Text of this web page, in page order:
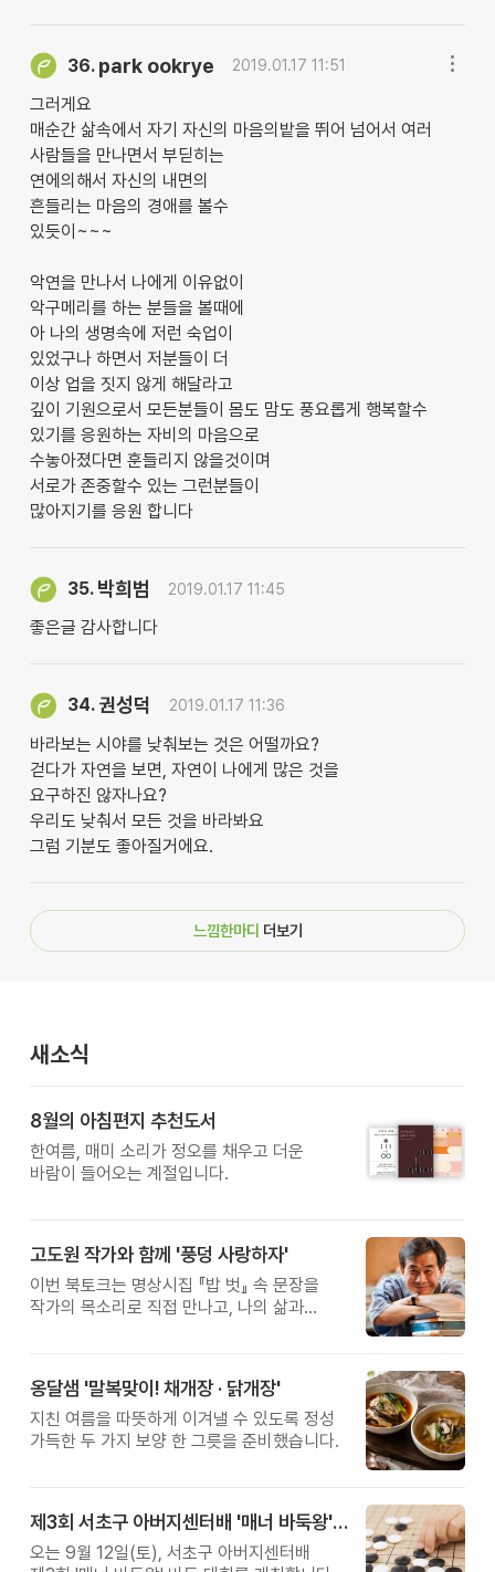
36. park ookrye 2019.01.17 11:51
그러게요
매순간 삶속에서 자기 자신의 마음의밭을 뛰어 넘어서 여러
사람들을 만나면서 부딛히는
연에의해서 자신의 내면의
흔들리는 마음의 경애를 볼수
있듯이~~~
악연을 만나서 나에게 이유없이
악구메리를 하는 분들을 볼때에
아 나의 생명속에 저런 숙업이
있었구나 하면서 저분들이 더
이상 업을 짓지 않게 해달라고
깊이 기원으로서 모든분들이 몸도 맘도 풍요롭게 행복할수
있기를 응원하는 자비의 마음으로
수놓아졌다면 훈들리지 않을것이며
서로가 존중할수 있는 그런분들이
많아지기를 응원 합니다
35. 박희범 2019.01.17 11:45
좋은글 감사합니다
34. 권성덕 2019.01.17 11:36
바라보는 시야를 낮춰보는 것은 어떨까요?
걷다가 자연을 보면, 자연이 나에게 많은 것을
요구하진 않자나요?
우리도 낮춰서 모든 것을 바라봐요
그럼 기분도 좋아질거에요.
느낌한마디 더보기
새소식
8월의 아침편지 추천도서
한여름, 매미 소리가 정오를 채우고 더운
바람이 들어오는 계절입니다.
고도원 작가와 함께 '풍덩 사랑하자'
이번 북토크는 명상시집 『밥 벗』 속 문장을
작가의 목소리로 직접 만나고, 나의 삶과
옹달샘 '말복맞이! 채개장 · 닭개장'
지친 여름을 따뜻하게 이겨낼 수 있도록 정성
가득한 두 가지 보양 한 그릇을 준비했습니다.
제3회 서초구 아버지센터배 '매너 바둑왕' 대회
오는 9월 12일(토), 서초구 아버지센터배